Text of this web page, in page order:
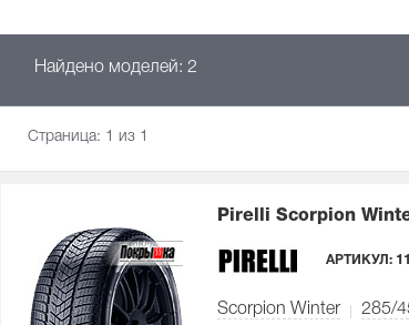
Найдено моделей: 2
Страница: 1 из 1
Pirelli Scorpion
АРТИКУЛ:
Scorpion Winter 285/